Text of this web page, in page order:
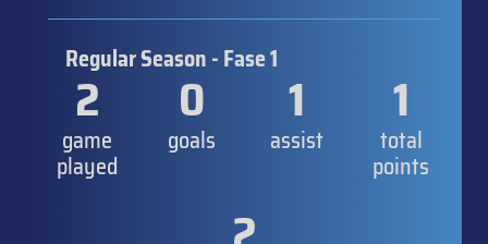
Regular Season - Fase 1
2
game
played
0
goals
1
assist
1
total
points